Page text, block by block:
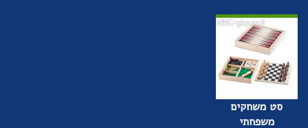
סט משחקים
משפחתי